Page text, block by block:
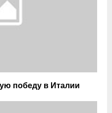
победу в Италии